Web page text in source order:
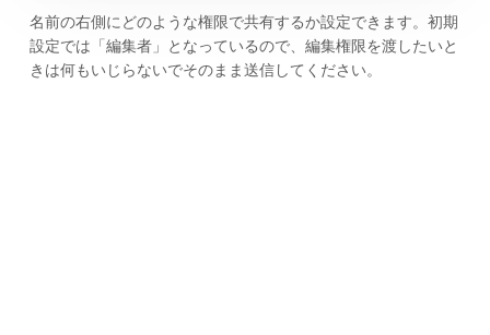
名前の右側にどのような権限で共有するか設定できます。初期
設定では「編集者」となっているので、編集権限を渡したいと
きは何もいじらないでそのまま送信してください。